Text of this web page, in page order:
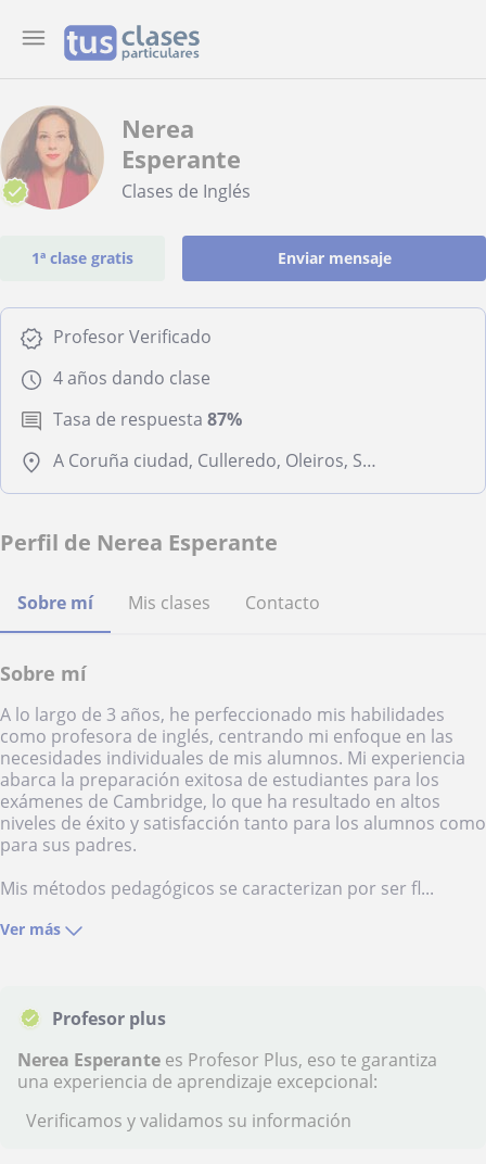
Nerea
Esperante
Clases de Inglés
1ª clase gratis Enviar mensaje
Profesor Verificado
4 años dando clase
Tasa de respuesta 87%
A Coruña ciudad, Culleredo, Oleiros, Sada (Coruña)
Perfil de Nerea Esperante
Sobre mí Mis clases Contacto
Sobre mí
A lo largo de 3 años, he perfeccionado mis habilidades
como profesora de inglés, centrando mi enfoque en las
necesidades individuales de mis alumnos. Mi experiencia
abarca la preparación exitosa de estudiantes para los
exámenes de Cambridge, lo que ha resultado en altos
niveles de éxito y satisfacción tanto para los alumnos como
para sus padres.
Mis métodos pedagógicos se caracterizan por ser fl...
Ver más
Profesor plus
Nerea Esperante es Profesor Plus, eso te garantiza
una experiencia de aprendizaje excepcional:
Verificamos y validamos su información